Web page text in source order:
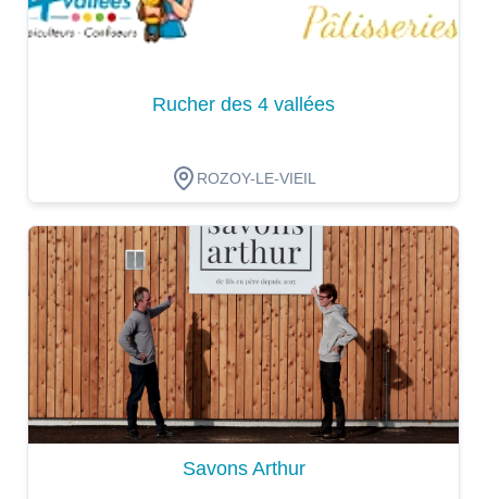
Rucher des 4 vallées
ROZOY-LE-VIEIL
Dégustation
Savons Arthur